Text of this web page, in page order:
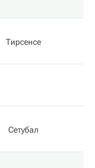
Тирсенсе
Сетубал